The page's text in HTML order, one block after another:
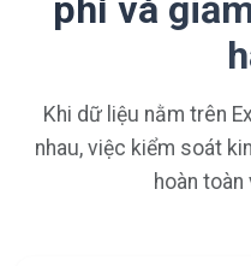
phí và
Khi dữ liệu nằm trên
nhau, việc kiểm soát
hoàn